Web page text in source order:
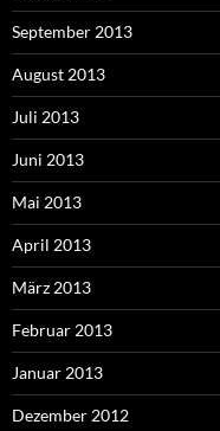
September 2013
August 2013
Juli 2013
Juni 2013
Mai 2013
April 2013
März 2013
Februar 2013
Januar 2013
Dezember 2012